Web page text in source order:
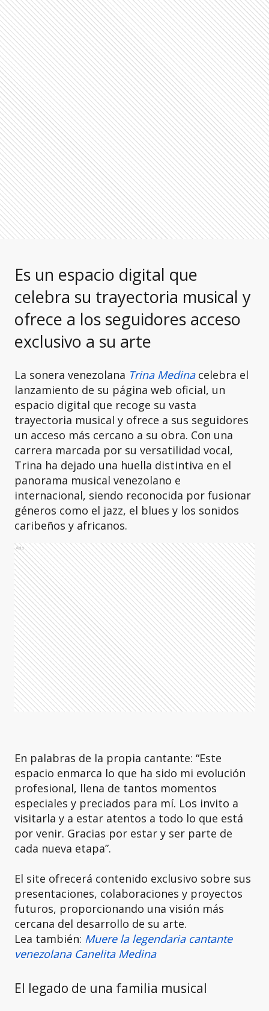
Es un espacio digital que
celebra su trayectoria musical y
ofrece a los seguidores acceso
exclusivo a su arte
La sonera venezolana Trina Medinacelebra el
lanzamiento de su página web oficial, un
espacio digital que recoge su vasta
trayectoria musical y ofrece a sus seguidores
un acceso más cercano a su obra. Con una
carrera marcada por su versatilidad vocal,
Trina ha dejado una huella distintiva en el
panorama musical venezolano e
internacional, siendo reconocida por fusionar
géneros como el jazz, el blues y los sonidos
caribeños y africanos.
Ads
En palabras de la propia cantante: “Este
espacio enmarca lo que ha sido mi evolución
profesional, llena de tantos momentos
especiales y preciados para mí. Los invito a
visitarla y a estar atentos a todo lo que está
por venir. Gracias por estar y ser parte de
cada nueva etapa”.
El site ofrecerá contenido exclusivo sobre sus
presentaciones, colaboraciones y proyectos
futuros, proporcionando una visión más
cercana del desarrollo de su arte.
Lea también: Muere la legendaria cantante
venezolana Canelita Medina
El legado de una familia musical